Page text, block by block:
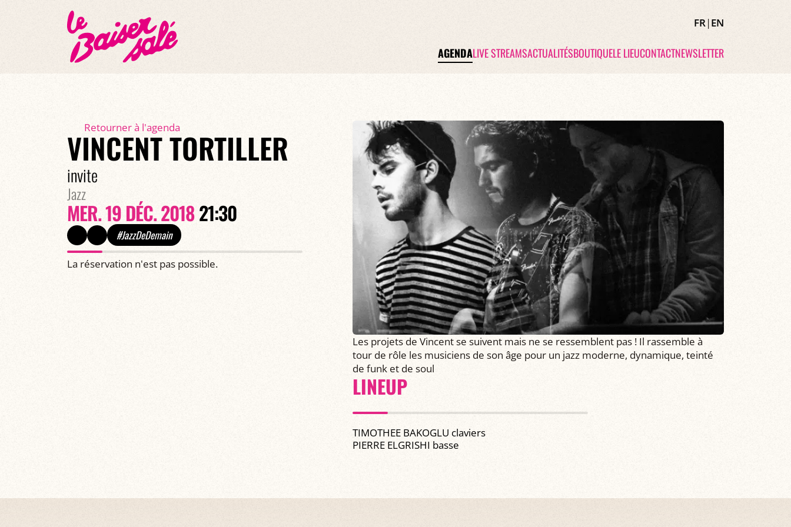
FR|EN
AGENDALIVE STREAMSACTUALITÉSBOUTIQUELE LIEUCONTACTNEWSLETTER
Retourner à l'agenda
VINCENT TORTILLER
invite
Jazz
MER. 19 DÉC. 201821:30
#JazzDeDemain
La réservation n'est pas possible.
Les projets de Vincent se suivent mais ne se ressemblent pas ! Il rassemble à
tour de rôle les musiciens de son âge pour un jazz moderne, dynamique, teinté
de funk et de soul
LINEUP
TIMOTHEE BAKOGLU claviers
PIERRE ELGRISHI basse